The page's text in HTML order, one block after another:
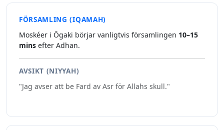
FÖRSAMLING (IQAMAH)
Moskéer i Ōgaki börjar vanligtvis församlingen 10–15
mins efter Adhan.
AVSIKT (NIYYAH)
"Jag avser att be Fard av Asr för Allahs skull."